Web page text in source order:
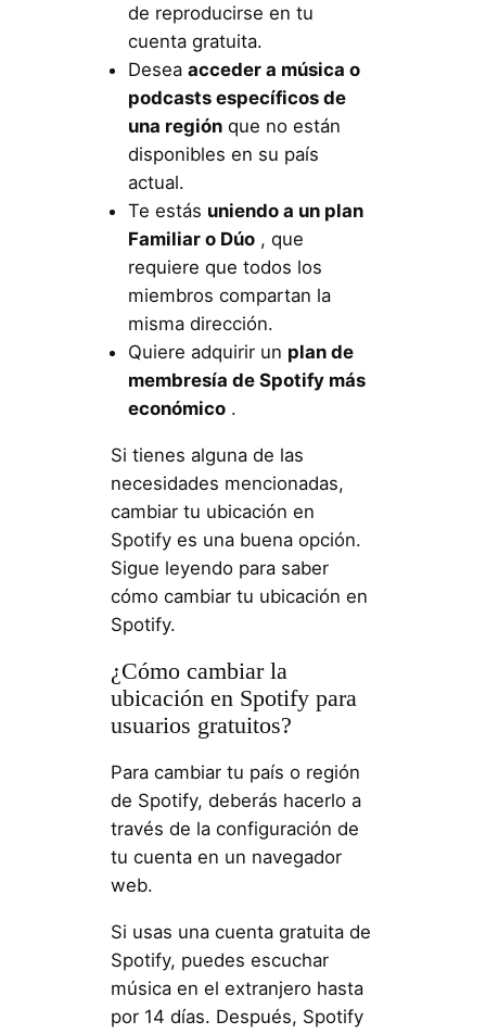
de reproducirse en tu
cuenta gratuita.
Desea acceder a música o
podcasts específicos de
una regiónque no están
disponibles en su país
actual.
Te estás uniendo a un plan
Familiar o Dúo, que
requiere que todos los
miembros compartan la
misma dirección.
Quiere adquirir un plan de
membresía de Spotify más
económico.
Si tienes alguna de las
necesidades mencionadas,
cambiar tu ubicación en
Spotify es una buena opción.
Sigue leyendo para saber
cómo cambiar tu ubicación en
Spotify.
¿Cómo cambiar la
ubicación en Spotify para
usuarios gratuitos?
Para cambiar tu país o región
de Spotify, deberás hacerlo a
través de la configuración de
tu cuenta en un navegador
web.
Si usas una cuenta gratuita de
Spotify, puedes escuchar
música en el extranjero hasta
por 14 días. Después, Spotify